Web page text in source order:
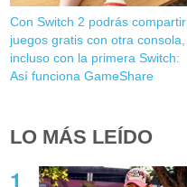
Con Switch 2 podrás compartir
juegos gratis con otra consola,
incluso con la primera Switch:
Así funciona GameShare
LO MÁS LEÍDO